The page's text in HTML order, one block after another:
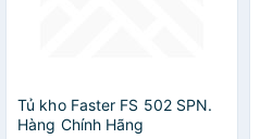
Tủ kho Faster FS 502 SPN.
Hàng Chính Hãng